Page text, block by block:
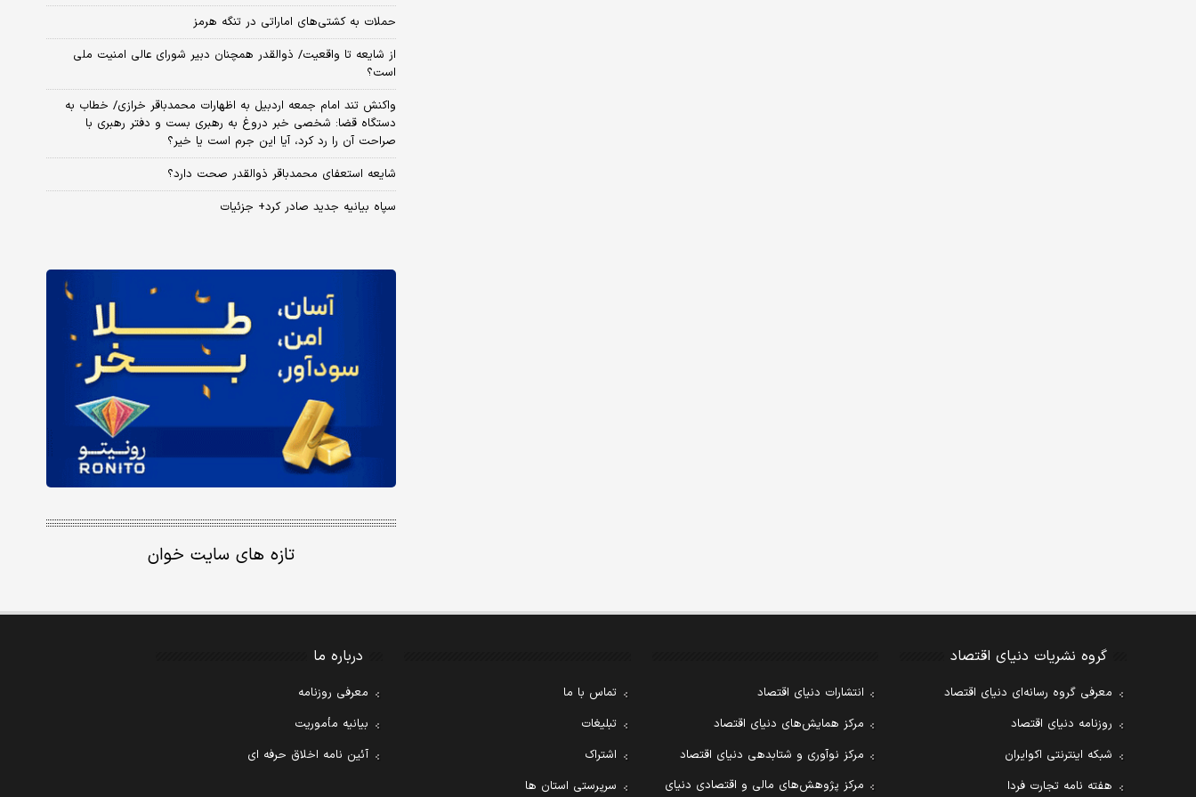
حملات به کشتی‌های اماراتی در تنگه هرمز
از شایعه تا واقعیت/ ذوالقدر همچنان دبیر شورای ‌عالی امنیت ملی
است؟
واکنش تند امام جمعه اردبیل به اظهارات محمدباقر خرازی/ خطاب به
دستگاه قضا: شخصی خبر دروغ به رهبری بست و دفتر رهبری با
صراحت آن را رد کرد، آیا این جرم است یا خیر؟
شایعه استعفای محمدباقر ذوالقدر صحت دارد؟
سپاه بیانیه جدید صادر کرد+ جزئیات
تازه های سایت خوان
گروه نشریات دنیای اقتصاد
معرفی گروه رسانه‌ای دنیای اقتصاد
روزنامه دنیای اقتصاد
شبکه اینترنتی اکوایران
هفته نامه تجارت فردا
انتشارات دنیای اقتصاد
مرکز همایش‌های دنیای اقتصاد
مرکز نوآوری و شتابدهی دنیای اقتصاد
مرکز پژوهش‌های مالی و اقتصادی دنیای
تماس با ما
تبلیغات
اشتراک
سرپرستی استان ها
درباره ما
معرفی روزنامه
بیانیه مأموریت
آئین نامه اخلاق حرفه ای